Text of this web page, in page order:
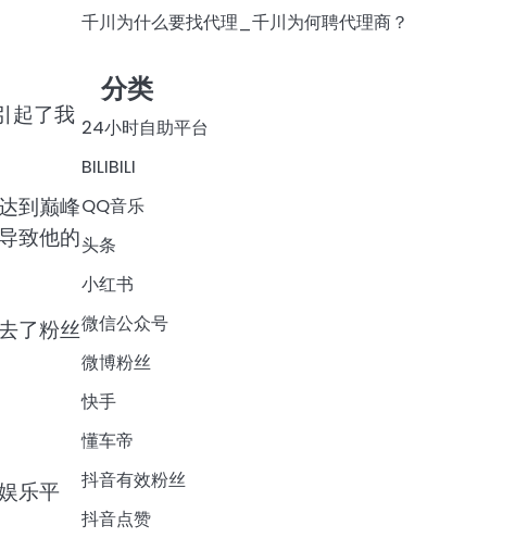
起了我
到巅峰
致他的
了粉丝
乐平
千川为什么要找代理_千川为何聘代理商？
分类
24小时自助平台
BILIBILI
QQ音乐
头条
小红书
微信公众号
微博粉丝
快手
懂车帝
抖音有效粉丝
抖音点赞